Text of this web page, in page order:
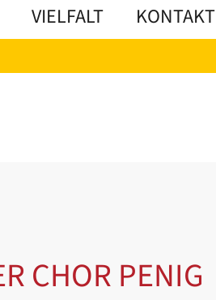
VIELFALT KONTAKT
CHOR PENIG